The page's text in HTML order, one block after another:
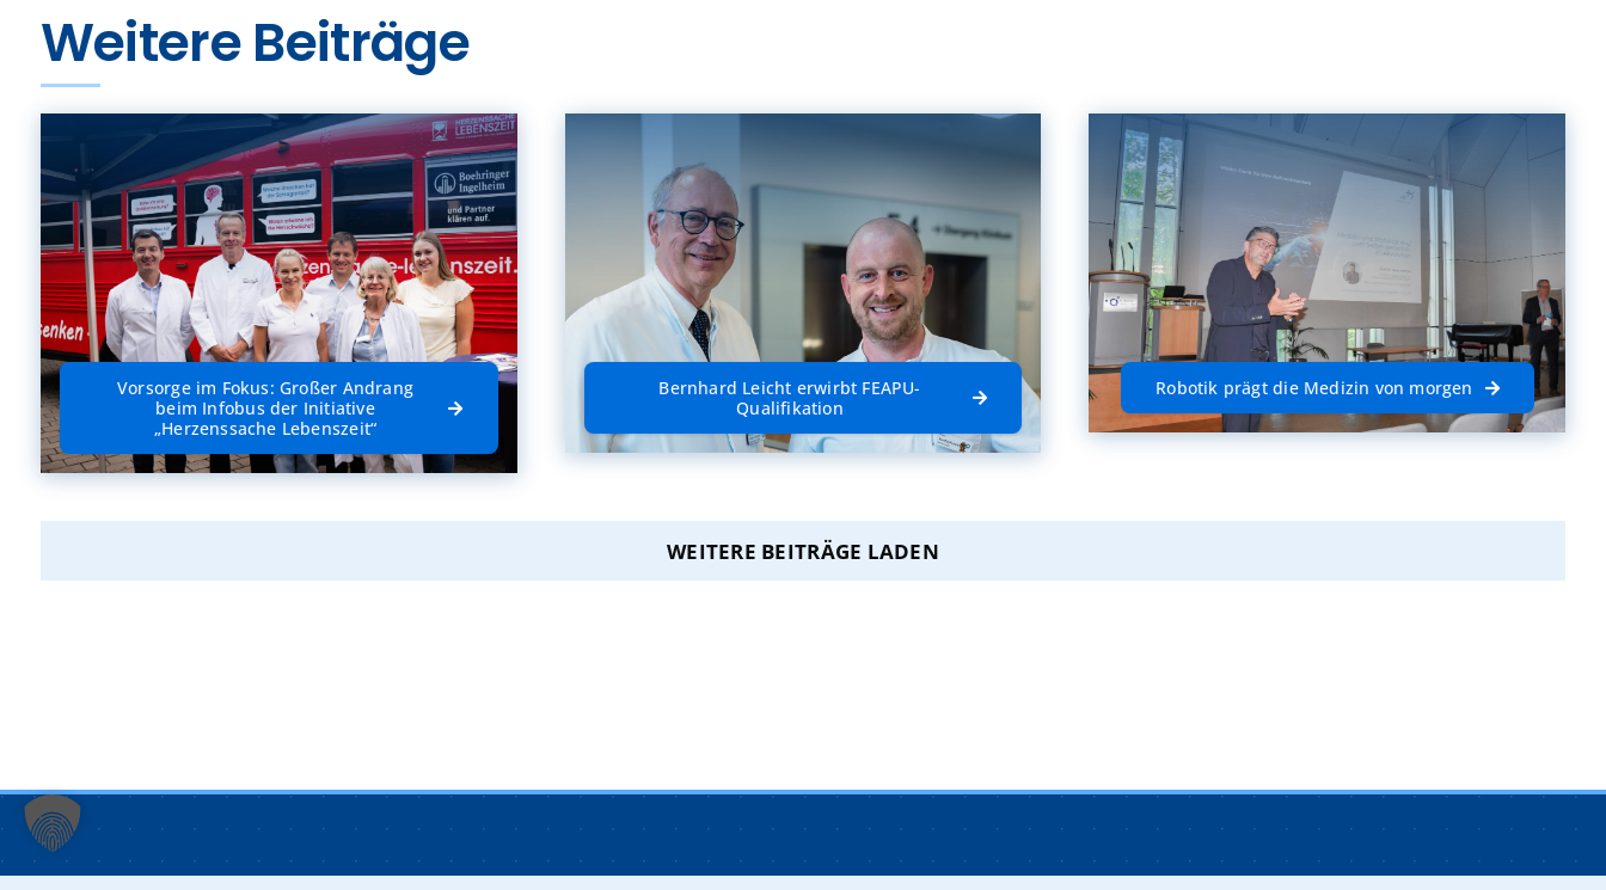
Weitere Beiträge
Vorsorge im Fokus: Großer Andrang
beim Infobus der Initiative
„Herzenssache Lebenszeit“
Bernhard Leicht erwirbt FEAPU-
Qualifikation
Robotik prägt die Medizin von morgen
WEITERE BEITRÄGE LADEN